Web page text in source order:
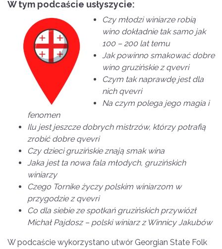
W tym podcaście usłyszycie:
Czy młodzi winiarze robią
wino dokładnie tak samo jak
100 – 200 lat temu
Jak powinno smakować dobre
wino gruzińskie z qvevri
Czym tak naprawdę jest dla
nich qvevri
Na czym polega jego magia i
fenomen
Ilu jest jeszcze dobrych mistrzów, którzy potrafią
zrobić dobre qvevri
Czy dzieci gruzińskie znają smak wina
Jaka jest ta nowa fala młodych, gruzińskich
winiarzy
Czego Tornike życzy polskim winiarzom w
przygodzie z qvevri
Co dla siebie ze spotkań gruzińskich przywiózł
Michał Pajdosz – polski winiarz z Winnicy Jakubów
W podcaście wykorzystano utwór Georgian State Folk